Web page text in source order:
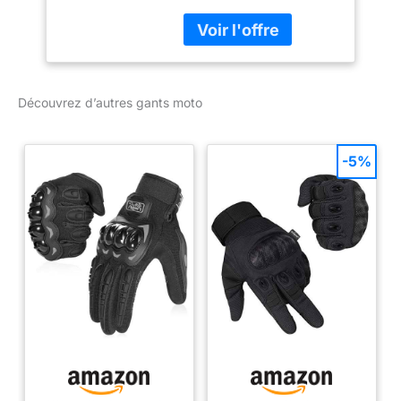
Oui
Découvrez d’autres gants moto
-5%